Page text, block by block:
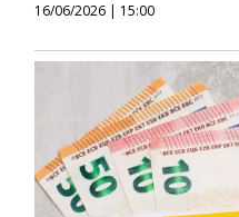
16/06/2026 | 15:00